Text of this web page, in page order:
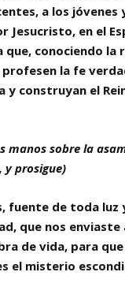
a los jóvenes
Jesucristo, en el
que, conociendo la
profesen la fe
y construyan el
manos sobre la
y prosigue)
fuente de toda luz
que nos enviaste
de vida, para
el misterio